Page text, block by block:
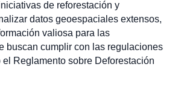
de reforestación y
datos geoespaciales extensos,
valiosa para las
buscan cumplir con las regulaciones
Reglamento sobre Deforestación